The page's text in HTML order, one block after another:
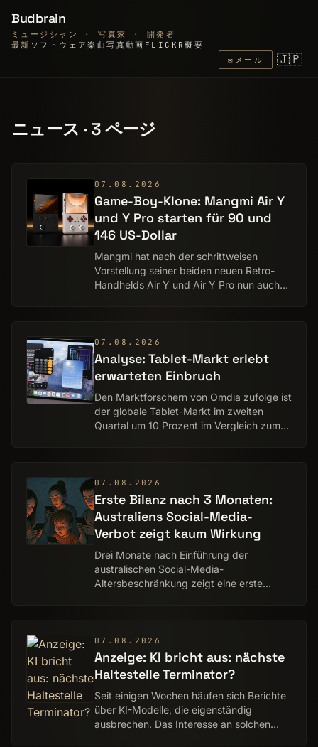
Budbrain
ミュージシャン · 写真家 · 開発者
最新 ソフトウェア楽曲写真動画 FLICKR概要
✉ メール 🇯🇵
ニュース · 3 ページ
07.08.2026
Game-Boy-Klone: Mangmi Air Y
und Y Pro starten für 90 und
146 US-Dollar
Mangmi hat nach der schrittweisen
Vorstellung seiner beiden neuen Retro-
Handhelds Air Y und Air Y Pro nun auch
07.08.2026
Analyse: Tablet-Markt erlebt
erwarteten Einbruch
Den Marktforschern von Omdia zufolge ist
der globale Tablet-Markt im zweiten
Quartal um 10 Prozent im Vergleich zum
07.08.2026
Erste Bilanz nach 3 Monaten:
Australiens Social-Media-
Verbot zeigt kaum Wirkung
Drei Monate nach Einführung der
australischen Social-Media-
Altersbeschränkung zeigt eine erste
07.08.2026
Anzeige: KI bricht aus: nächste
Haltestelle Terminator?
Seit einigen Wochen häufen sich Berichte
über KI-Modelle, die eigenständig
ausbrechen. Das Interesse an solchen